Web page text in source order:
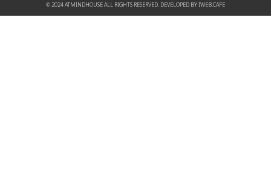
© 2024 ATMINDHOUSE ALL RIGHTS RESERVED. DEVELOPED BY IWEB.CAFE